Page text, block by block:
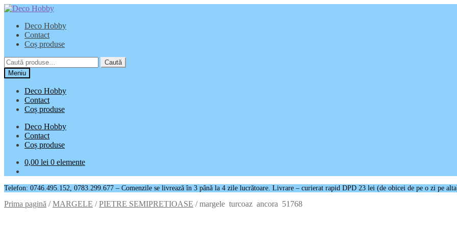
Sari
navigare
Sari
conținutDeco Hobby
Contact
Coș produse
Caută
după:
Caută
Meniu
Deco Hobby
Contact
Coș produse
Deco Hobby
Contact
Coș produse
0,00 lei 0 elemente
Telefon: 0746.495.152, 0783.299.677 – Comenzile se livrează în 3 până la 4 zile lucrătoare. Livrare – curierat rapid DPD 23 lei (de obicei de pe o zi pe
Prima pagină /MARGELE /PIETRE SEMIPRETIOASE /margele turcoaz ancora 51768